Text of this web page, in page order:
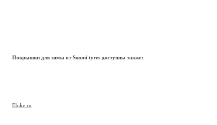
Покрышки для зимы от Suomi tyres доступны также:
Ebike.ru